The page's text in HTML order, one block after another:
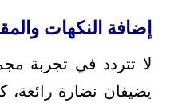
إضافة النكهات
لا تتردد في تجربة
يضيفان نضارة